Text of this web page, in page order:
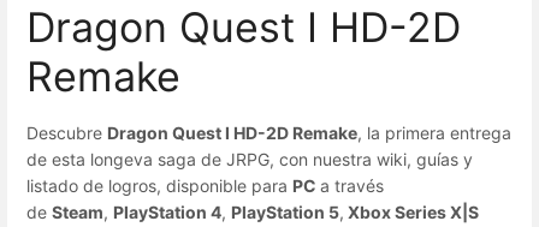
Dragon Quest I HD-2D
Remake
Descubre Dragon Quest I HD-2D Remake, la primera entrega
de esta longeva saga de JRPG, con nuestra wiki, guías y
listado de logros, disponible para PC a través
de Steam, PlayStation 4, PlayStation 5, Xbox Series X|S